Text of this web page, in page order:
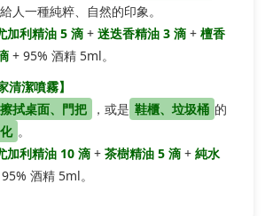
人一種純粹、自然的印象。
加利精油 5 滴 + 迷迭香精油 3 滴 + 檀香
+ 95% 酒精 5ml。
清潔噴霧】
擦拭桌面、門把 ，或是 鞋櫃、垃圾桶 的
。
加利精油 10 滴 + 茶樹精油 5 滴 + 純水
酒精 5ml。